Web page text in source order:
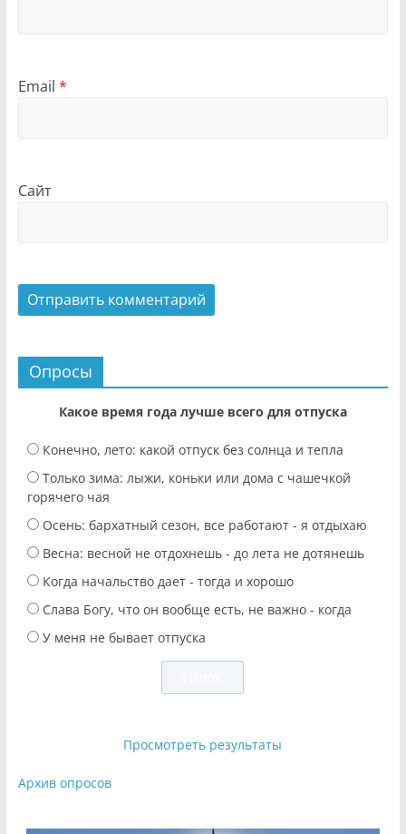
Email *
Сайт
Опросы
Какое время года лучше всего для отпуска
Конечно, лето: какой отпуск без солнца и тепла
Только зима: лыжи, коньки или дома с чашечкой
горячего чая
Осень: бархатный сезон, все работают - я отдыхаю
Весна: весной не отдохнешь - до лета не дотянешь
Когда начальство дает - тогда и хорошо
Слава Богу, что он вообще есть, не важно - когда
У меня не бывает отпуска
Просмотреть результаты
Архив опросов